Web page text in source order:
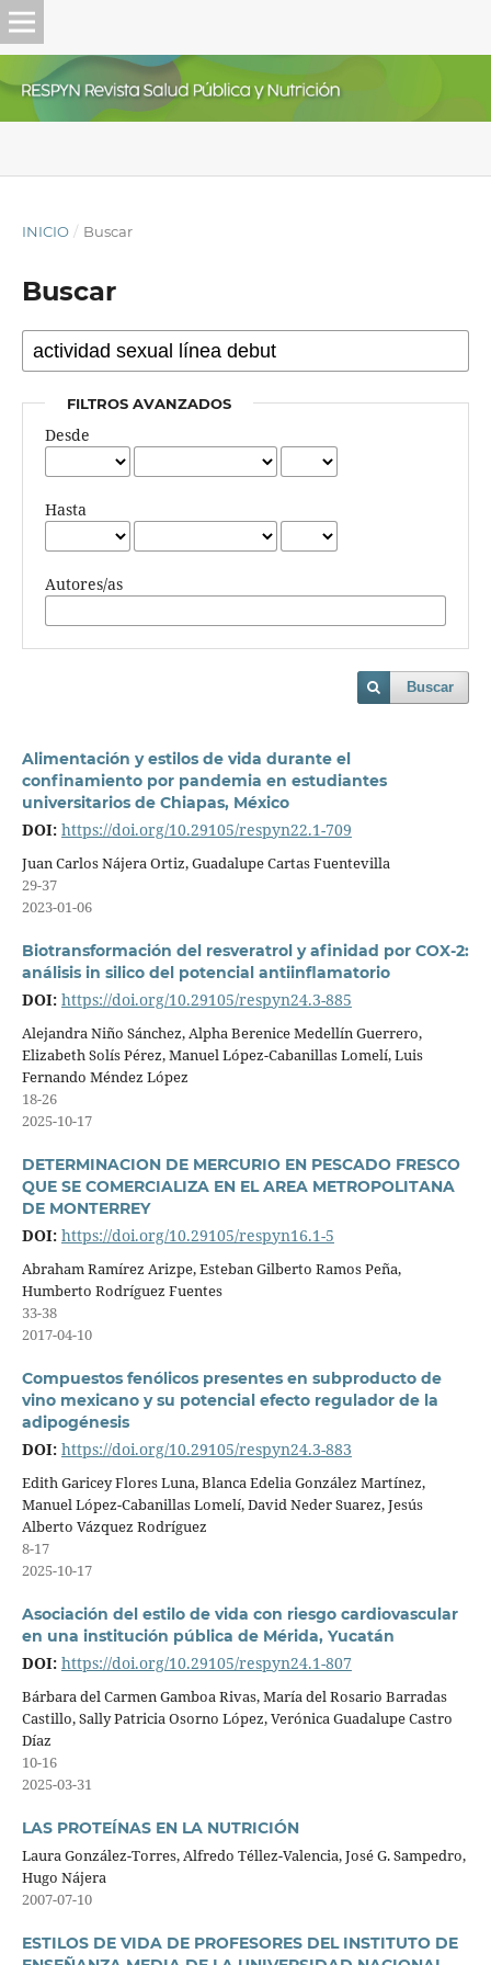
INICIO / Buscar
Buscar
FILTROS AVANZADOS
Desde
Hasta
Autores/as
Buscar
Alimentación y estilos de vida durante el
confinamiento por pandemia en estudiantes
universitarios de Chiapas, México
DOI: https://doi.org/10.29105/respyn22.1-709
Juan Carlos Nájera Ortiz, Guadalupe Cartas Fuentevilla
29-37
2023-01-06
Biotransformación del resveratrol y afinidad por COX-2:
análisis in silico del potencial antiinflamatorio
DOI: https://doi.org/10.29105/respyn24.3-885
Alejandra Niño Sánchez, Alpha Berenice Medellín Guerrero,
Elizabeth Solís Pérez, Manuel López-Cabanillas Lomelí, Luis
Fernando Méndez López
18-26
2025-10-17
DETERMINACION DE MERCURIO EN PESCADO FRESCO
QUE SE COMERCIALIZA EN EL AREA METROPOLITANA
DE MONTERREY
DOI: https://doi.org/10.29105/respyn16.1-5
Abraham Ramírez Arizpe, Esteban Gilberto Ramos Peña,
Humberto Rodríguez Fuentes
33-38
2017-04-10
Compuestos fenólicos presentes en subproducto de
vino mexicano y su potencial efecto regulador de la
adipogénesis
DOI: https://doi.org/10.29105/respyn24.3-883
Edith Garicey Flores Luna, Blanca Edelia González Martínez,
Manuel López-Cabanillas Lomelí, David Neder Suarez, Jesús
Alberto Vázquez Rodríguez
8-17
2025-10-17
Asociación del estilo de vida con riesgo cardiovascular
en una institución pública de Mérida, Yucatán
DOI: https://doi.org/10.29105/respyn24.1-807
Bárbara del Carmen Gamboa Rivas, María del Rosario Barradas
Castillo, Sally Patricia Osorno López, Verónica Guadalupe Castro
Díaz
10-16
2025-03-31
LAS PROTEÍNAS EN LA NUTRICIÓN
Laura González-Torres, Alfredo Téllez-Valencia, José G. Sampedro,
Hugo Nájera
2007-07-10
ESTILOS DE VIDA DE PROFESORES DEL INSTITUTO DE